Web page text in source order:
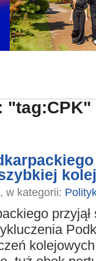
"tag:CPK"
w kategorii:
przyjął